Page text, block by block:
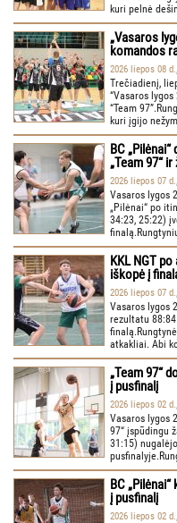
kuri pelnė
„Vasaros
komandos
2026 liepos 08
Trečiadienį,
“Vasaros
“Team
kuri įgijo
BC
„Team 97“
2026 liepos 07
Vasaros lygos
„Pilėnai“ po
34:23, 25:22)
KKL NGT
iškopė į
2026 liepos 07
Vasaros lygos
rezultatu
atkakliai. Abi
„Team 97“
į pusfinalį
2026 liepos 02
Vasaros lygos
97“ įspūdingu
31:15)
BC
į pusfinalį
2026 liepos 02